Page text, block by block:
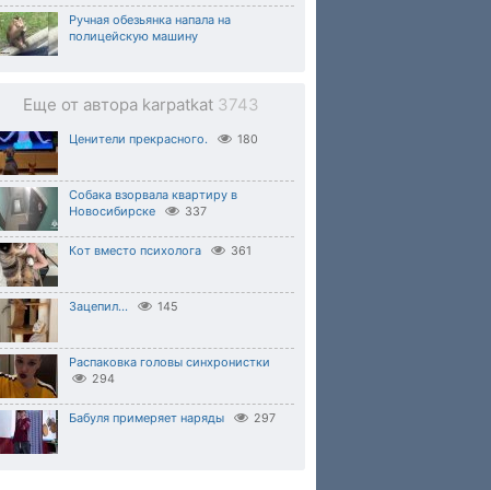
Ручная обезьянка напала на
полицейскую машину
Еще от автора karpatkat 3743
Ценители прекрасного. 180
Собака взорвала квартиру в
Новосибирске
337
Кот вместо психолога 361
Зацепил... 145
Распаковка головы синхронистки
294
Бабуля примеряет наряды 297